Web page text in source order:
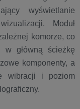
wyświetlanie
Moduł
komorze, co
główną ścieżkę
komponenty, a
wibracji i poziom